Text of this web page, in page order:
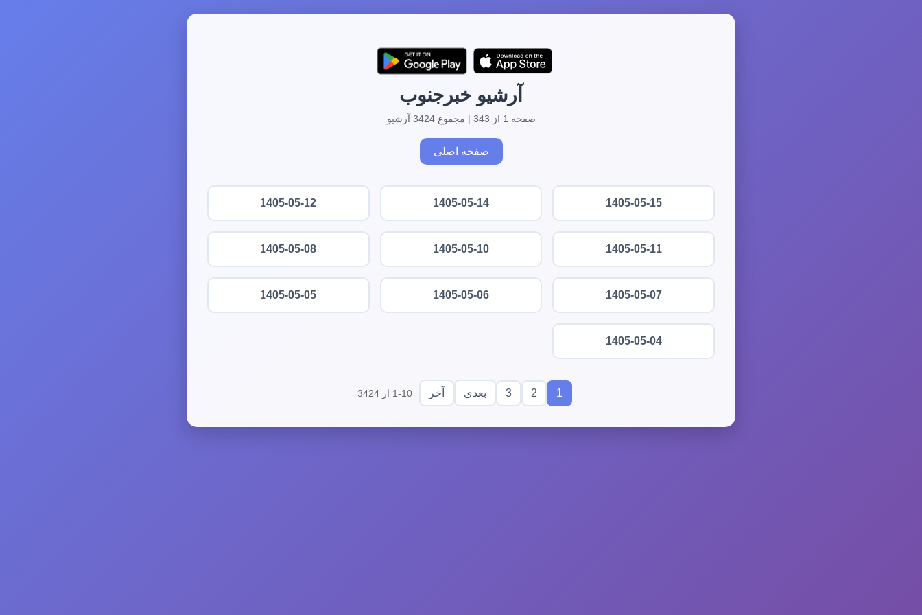
آرشیو خبرجنوب
صفحه 1 از 343 | مجموع 3424 آرشیو
صفحه اصلی
1405-05-15
1405-05-14
1405-05-12
1405-05-11
1405-05-10
1405-05-08
1405-05-07
1405-05-06
1405-05-05
1405-05-04
1
2
3 بعدی آخر 1-10 از 3424